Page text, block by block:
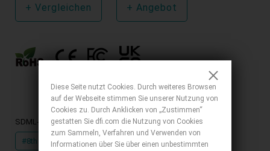
+ Vergleichen + Angebot
SDML-WL Verwandte Tags
#8th Gen Intel® Core™ Processor #IoT #Intel
Diese Seite nutzt Cookies. Durch weiteres Browsen
auf der Webseite stimmen Sie unserer Nutzung von
Cookies zu. Durch Anklicken von „Zustimmen“
gestatten Sie dfi.com die Nutzung von Cookies
zum Sammeln, Verfahren und Verwenden von
Informationen über Sie über einen unbestimmten